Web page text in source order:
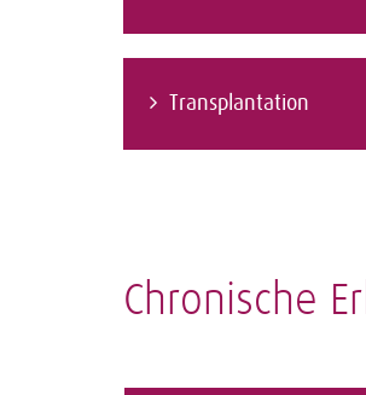
Transplantation
Chronische